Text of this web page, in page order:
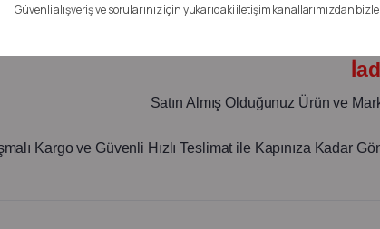
Satın Almış Olduğunuz Ürün ve
Kargo ve Güvenli Hızlı Teslimat ile Kapınıza Kadar
Güvenli alışveriş ve sorularınız için yukarıdaki iletişim kanallarımızdan